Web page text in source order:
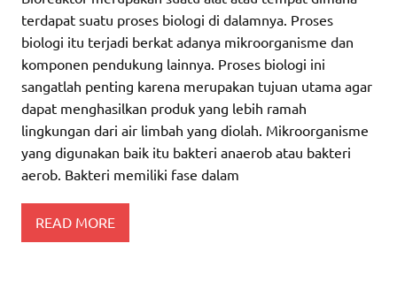
terdapat suatu proses biologi di dalamnya. Proses
biologi itu terjadi berkat adanya mikroorganisme dan
komponen pendukung lainnya. Proses biologi ini
sangatlah penting karena merupakan tujuan utama agar
dapat menghasilkan produk yang lebih ramah
lingkungan dari air limbah yang diolah. Mikroorganisme
yang digunakan baik itu bakteri anaerob atau bakteri
aerob. Bakteri memiliki fase dalam
READ MORE